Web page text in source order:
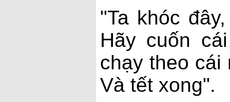
"Ta khóc
Hãy cuốn
chạy theo cái
Và tết xong".